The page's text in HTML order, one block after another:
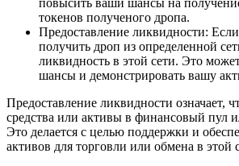
повысить ваши шансы на
токенов полученого дропа.
Предоставление ликвидности:
получить дроп из определенной
ликвидность в этой сети. Это
шансы и демонстрировать вашу
Предоставление ликвидности означает,
средства или активы в финансовый пул
Это делается с целью поддержки и
активов для торговли или обмена в этой